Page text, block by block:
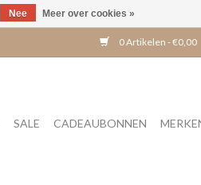
0 Artikelen - €0,00
SALE CADEAUBONNEN
Nee Meer over cookies »